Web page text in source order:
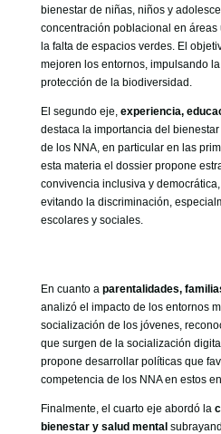
bienestar de niñas, niños y
concentración poblacional en
la falta de espacios verdes. El
mejoren los entornos, impulsando
protección de la biodiversidad.
El segundo eje, experiencia,
destaca la importancia del
de los NNA, en particular en las
esta materia el dossier propone
convivencia inclusiva y
evitando la discriminación,
escolares y sociales.
En cuanto a parentalidades,
analizó el impacto de los entornos
socialización de los jóvenes,
que surgen de la socialización
propone desarrollar políticas que
competencia de los NNA en estos
Finalmente, el cuarto eje abordó la
bienestar y salud mental